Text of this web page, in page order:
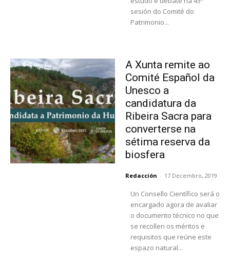
sesión do Comité do
Patrimonio...
A Xunta remite ao
Comité Español da
Unesco a
candidatura da
Ribeira Sacra para
converterse na
sétima reserva da
biosfera
Redacción - 17 Decembro, 2019
Un Consello Científico será o
encargado agora de avaliar
o documento técnico no que
se recollen os méritos e
requisitos que reúne este
espazo natural...